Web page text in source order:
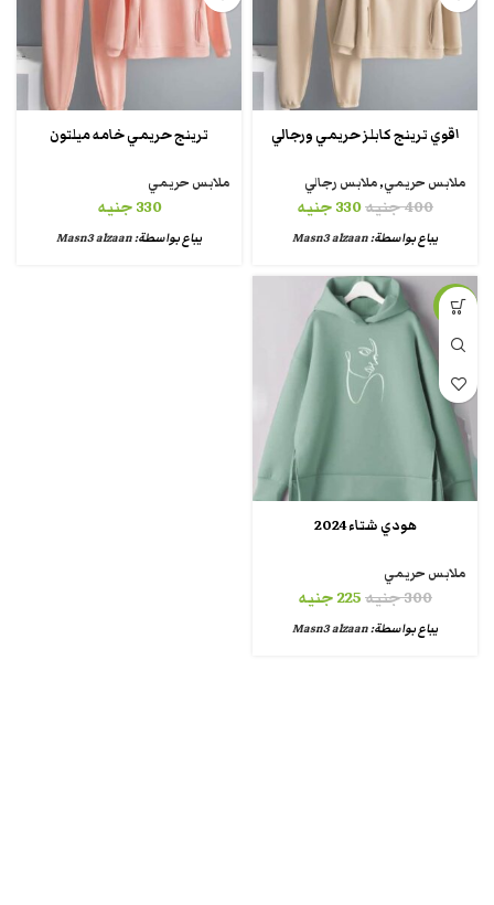
اقوي ترينج كابلز حريمي ورجالي
ملابس حريمي,ملابس رجالي
400جنيه330جنيه
يباع بواسطة:Masn3 alzaan
ترينج حريمي خامه ميلتون
ملابس حريمي
330جنيه
يباع بواسطة:Masn3 alzaan
-25%
هودي شتاء 2024
ملابس حريمي
300جنيه225جنيه
يباع بواسطة:Masn3 alzaan